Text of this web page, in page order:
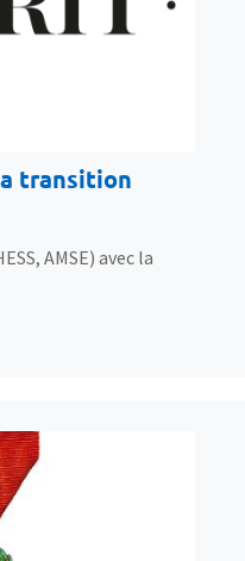
transition
AMSE) avec la